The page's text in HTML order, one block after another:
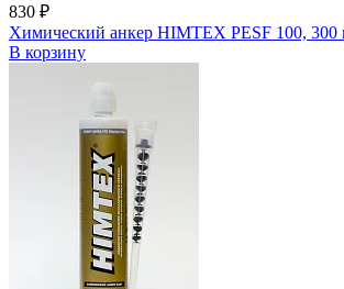
830 ₽
Химический анкер HIMTEX PESF 100, 300
В корзину